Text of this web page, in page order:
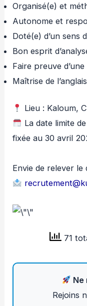
Organisé(e) et
Autonome et
Doté(e) d’un sens
Bon esprit
Faire preuve
Maîtrise de
Lieu : Kaloum,
La date limite
fixée au 30 avril
Envie de relever le
71
Ne
Rejoins